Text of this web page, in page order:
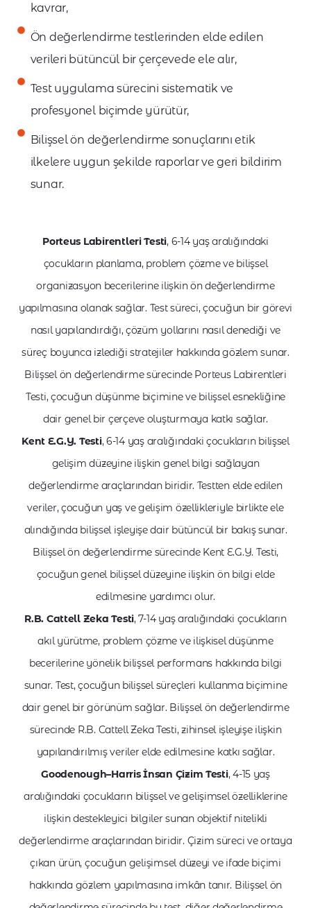
kavrar,
Ön değerlendirme testlerinden elde edilen
verileri bütüncül bir çerçevede ele alır,
Test uygulama sürecini sistematik ve
profesyonel biçimde yürütür,
Bilişsel ön değerlendirme sonuçlarını etik
ilkelere uygun şekilde raporlar ve geri bildirim
sunar.
Porteus Labirentleri Testi, 6-14 yaş aralığındaki
çocukların planlama, problem çözme ve bilişsel
organizasyon becerilerine ilişkin ön değerlendirme
yapılmasına olanak sağlar. Test süreci, çocuğun bir görevi
nasıl yapılandırdığı, çözüm yollarını nasıl denediği ve
süreç boyunca izlediği stratejiler hakkında gözlem sunar.
Bilişsel ön değerlendirme sürecinde Porteus Labirentleri
Testi, çocuğun düşünme biçimine ve bilişsel esnekliğine
dair genel bir çerçeve oluşturmaya katkı sağlar.
Kent E.G.Y. Testi, 6-14 yaş aralığındaki çocukların bilişsel
gelişim düzeyine ilişkin genel bilgi sağlayan
değerlendirme araçlarından biridir. Testten elde edilen
veriler, çocuğun yaş ve gelişim özellikleriyle birlikte ele
alındığında bilişsel işleyişe dair bütüncül bir bakış sunar.
Bilişsel ön değerlendirme sürecinde Kent E.G.Y. Testi,
çocuğun genel bilişsel düzeyine ilişkin ön bilgi elde
edilmesine yardımcı olur.
R.B. Cattell Zeka Testi, 7-14 yaş aralığındaki çocukların
akıl yürütme, problem çözme ve ilişkisel düşünme
becerilerine yönelik bilişsel performans hakkında bilgi
sunar. Test, çocuğun bilişsel süreçleri kullanma biçimine
dair genel bir görünüm sağlar. Bilişsel ön değerlendirme
sürecinde R.B. Cattell Zeka Testi, zihinsel işleyişe ilişkin
yapılandırılmış veriler elde edilmesine katkı sağlar.
Goodenough–Harris İnsan Çizim Testi, 4-15 yaş
aralığındaki çocukların bilişsel ve gelişimsel özelliklerine
ilişkin destekleyici bilgiler sunan objektif nitelikli
değerlendirme araçlarından biridir. Çizim süreci ve ortaya
çıkan ürün, çocuğun gelişimsel düzeyi ve ifade biçimi
hakkında gözlem yapılmasına imkân tanır. Bilişsel ön